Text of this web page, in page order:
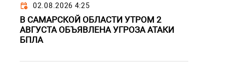
02.08.2026 4:25
В САМАРСКОЙ ОБЛАСТИ УТРОМ 2
АВГУСТА ОБЪЯВЛЕНА УГРОЗА АТАКИ
БПЛА